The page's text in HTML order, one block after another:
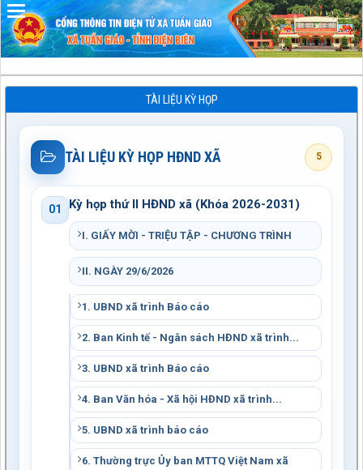
TÀI LIỆU KỲ HỌP
TÀI LIỆU KỲ HỌP HĐND XÃ 5
01 Kỳ họp thứ II HĐND xã (Khóa 2026-2031)
I. GIẤY MỜI - TRIỆU TẬP - CHƯƠNG TRÌNH
II. NGÀY 29/6/2026
1. UBND xã trình Báo cáo
2. Ban Kinh tế - Ngân sách HĐND xã trình...
3. UBND xã trình Báo cáo
4. Ban Văn hóa - Xã hội HĐND xã trình...
5. UBND xã trình báo cáo
6. Thường trực Ủy ban MTTQ Việt Nam xã